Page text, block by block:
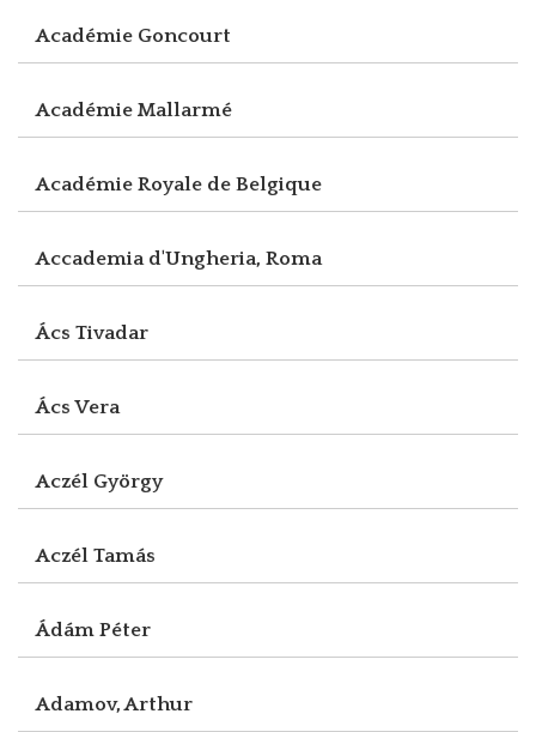
Académie Goncourt
Académie Mallarmé
Académie Royale de Belgique
Accademia d'Ungheria, Roma
Ács Tivadar
Ács Vera
Aczél György
Aczél Tamás
Ádám Péter
Adamov, Arthur